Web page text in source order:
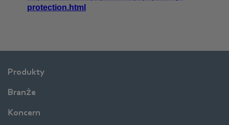
Produkty
Branże
Koncern